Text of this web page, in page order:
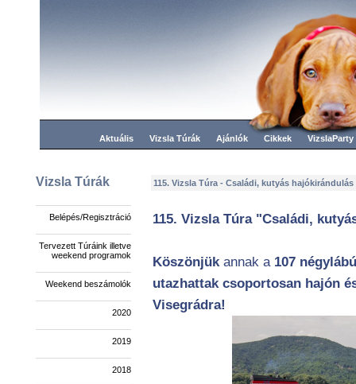
Aktuális Vizsla Túrák Ajánlók Cikkek VizslaParty
Vizsla Túrák
Belépés/Regisztráció
Tervezett Túráink illetve
weekend programok
Weekend beszámolók
2020
2019
2018
115. Vizsla Túra - Családi, kutyás
115. Vizsla Túra "Családi,
Köszönjük annak a107
utazhattak csoportosan hajón
Visegrádra!